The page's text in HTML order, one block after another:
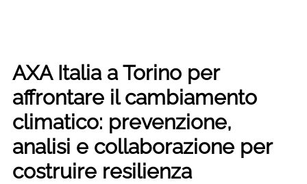
AXA Italia a Torino per
affrontare il cambiamento
climatico: prevenzione,
analisi e collaborazione per
costruire resilienza